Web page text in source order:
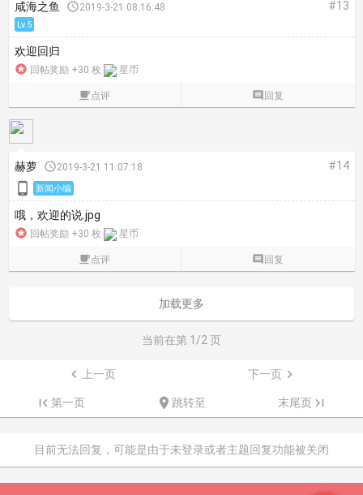
咸海之鱼 2019-3-21 08:16:48 #13
Lv.5
欢迎回归
 回帖奖励 +30 枚 星币
点评  回复
赫萝 2019-3-21 11:07:18 #14
 新闻小编
哦，欢迎的说.jpg
 回帖奖励 +30 枚 星币
点评  回复
加载更多
当前在第 1/2 页
 上一页 下一页
第一页 跳转至 末尾页
目前无法回复，可能是由于未登录或者主题回复功能被关闭